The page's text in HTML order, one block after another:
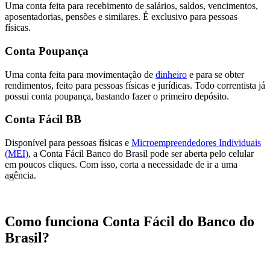
Uma conta feita para recebimento de salários, saldos, vencimentos,
aposentadorias, pensões e similares. É exclusivo para pessoas
físicas.
Conta Poupança
Uma conta feita para movimentação de dinheiro e para se obter
rendimentos, feito para pessoas físicas e jurídicas. Todo correntista já
possui conta poupança, bastando fazer o primeiro depósito.
Conta Fácil BB
Disponível para pessoas físicas e Microempreendedores Individuais
(MEI), a Conta Fácil Banco do Brasil pode ser aberta pelo celular
em poucos cliques. Com isso, corta a necessidade de ir a uma
agência.
Como funciona Conta Fácil do Banco do
Brasil?